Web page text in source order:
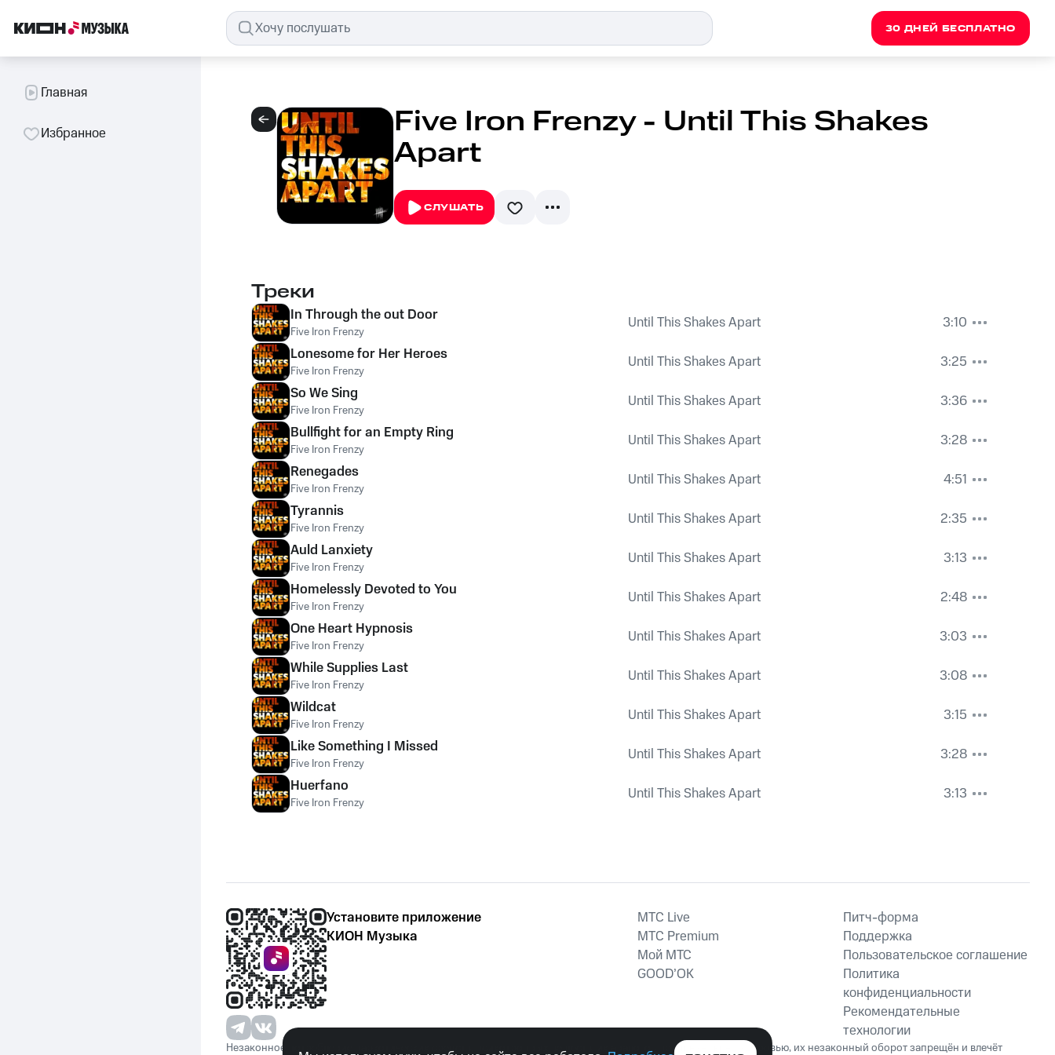
30 ДНЕЙ БЕСПЛАТНО
Главная
Избранное Five Iron Frenzy - Until This Shakes
Apart
СЛУШАТЬ
Треки
In Through the out Door
Five Iron Frenzy Until This Shakes Apart
3:10
Lonesome for Her Heroes
Five Iron Frenzy Until This Shakes Apart
3:25
So We Sing
Five Iron Frenzy Until This Shakes Apart
3:36
Bullfight for an Empty Ring
Five Iron Frenzy Until This Shakes Apart
3:28
Renegades
Five Iron Frenzy Until This Shakes Apart
4:51
Tyrannis
Five Iron Frenzy Until This Shakes Apart
2:35
Auld Lanxiety
Five Iron Frenzy Until This Shakes Apart
3:13
Homelessly Devoted to You
Five Iron Frenzy Until This Shakes Apart
2:48
One Heart Hypnosis
Five Iron Frenzy Until This Shakes Apart
3:03
While Supplies Last
Five Iron Frenzy Until This Shakes Apart
3:08
Wildcat
Five Iron Frenzy Until This Shakes Apart
3:15
Like Something I Missed
Five Iron Frenzy Until This Shakes Apart
3:28
Huerfano
Five Iron Frenzy Until This Shakes Apart 3:13
Установите приложение
КИОН Музыка
MTС Live
MTС Premium
Мой МТС
GOOD’OK
Питч-форма
Поддержка
Пользовательское соглашение
Политика
конфиденциальности
Рекомендательные
технологии
Незаконное потребление наркотических средств, психотропных веществ, их аналогов причиняет вред здоровью, их незаконный оборот запрещён и влечёт